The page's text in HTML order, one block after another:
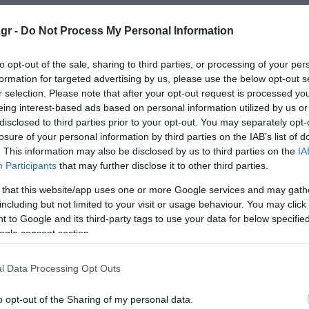
- Do Not Process My Personal Information
opt-out of the sale, sharing to third parties, or processing of your
for targeted advertising by us, please use the below opt-out
selection. Please note that after your opt-out request is processed
interest-based ads based on personal information utilized by us
to third parties prior to your opt-out. You may separately
of your personal information by third parties on the IAB’s list of
This information may also be disclosed by us to third parties on the
Participants that may further disclose it to other third parties.
that this website/app uses one or more Google services and may
but not limited to your visit or usage behaviour. You may
to Google and its third-party tags to use your data for below
consent section.
Data Processing Opt Outs
opt-out of the Sharing of my personal data.
2002 – Ολόκληρη η διαδικασία
συγκαταλέγεται στις κορυφαίες οικονομίες της
Μαΐου
Lykavitos.gr στο Google News
όλες τις ειδήσεις